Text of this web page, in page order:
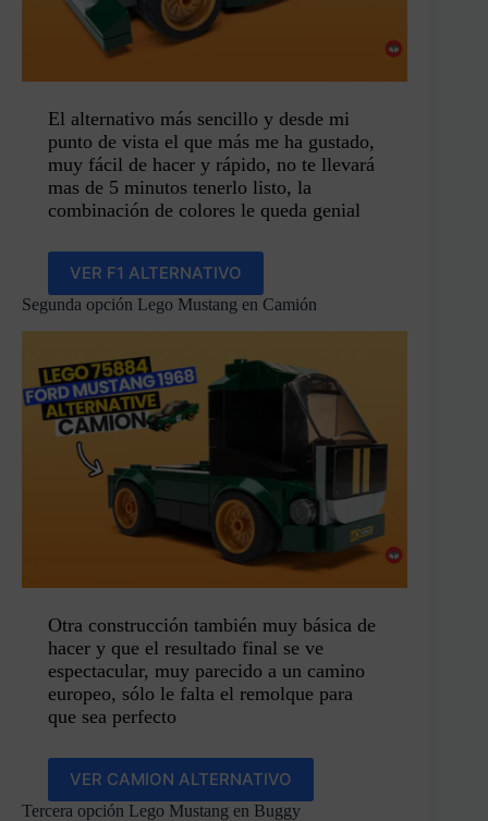
El alternativo más sencillo y desde mi
punto de vista el que más me ha gustado,
muy fácil de hacer y rápido, no te llevará
mas de 5 minutos tenerlo listo, la
combinación de colores le queda genial
VER F1 ALTERNATIVO
Segunda opción Lego Mustang en Camión
Otra construcción también muy básica de
hacer y que el resultado final se ve
espectacular, muy parecido a un camino
europeo, sólo le falta el remolque para
que sea perfecto
VER CAMION ALTERNATIVO
Tercera opción Lego Mustang en Buggy